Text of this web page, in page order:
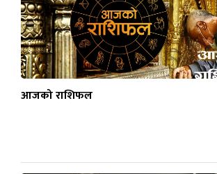
आजको राशिफल